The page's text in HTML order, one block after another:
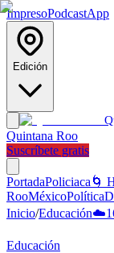
ImpresoPodcastApp
Edición
Quintana Roo
Suscríbete gratis
PortadaPoliciaca 🌀
RooMéxicoPolítica
Inicio/Educación☁️
Educación